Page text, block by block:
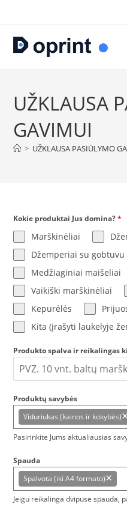
content
UŽKLAUSA
GAVIMUI
> UŽKLAUSA PASIŪLYMO
Kokie produktai Jus domina?*
Marškinėliai
Džemperiai su gobtuvu
Medžiaginiai maišeliai
Vaikiški marškinėliai
Kepurėlės
Kita (įrašyti laukelyje
Produkto spalva ir reikalingas
Produktų savybės
Viduriukas (kainos ir kokybės)×
Pasirinkite Jums aktualiausias
Spauda
Spalvota (iki A4 formato)×
Jeigu reikalinga dvipusė spauda,